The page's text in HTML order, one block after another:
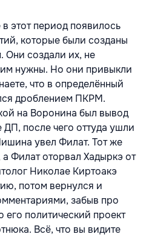
этот период появилось
которые были созданы
создали их, не
нужны. Но они привыкли
что в определённый
дроблением ПКРМ.
на Воронина был вывод
после чего оттуда ушли
увел Филат. Тот же
Филат оторвал Хадыркэ от
Николае Киртоакэ
потом вернулся и
забыв про
его политический проект
Всё, что вы видите